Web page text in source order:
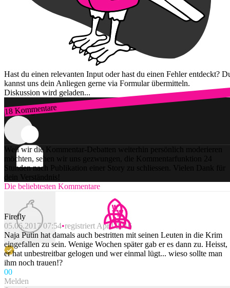
Hast du einen relevanten Input oder hast du einen Fehler entdeckt?
kannst uns dein Anliegen gerne via Formular übermitteln.
Diskussion wird geladen...
18 Kommentare
Zum Login
Weil wir die Kommentar-Debatten weiterhin persönlich moderieren
möchten, sehen wir uns gezwungen, die Kommentarfunktion 24
Stunden nach Publikation einer Story zu schliessen. Vielen Dank für
dein Verständnis!
Die beliebtesten Kommentare
Firefly
05.06.2017 07:54 registriert April 2016
Naja Putin hat damals auch bestritten mit seinen Leuten in die Krim
eingefallen zu sein. Wenige Wochen später gab er es dann zu. Heisst,
er hat unbestreitbar gelogen und wer einmal lügt... wieso sollte man
ihm noch trauen!?
00
Melden